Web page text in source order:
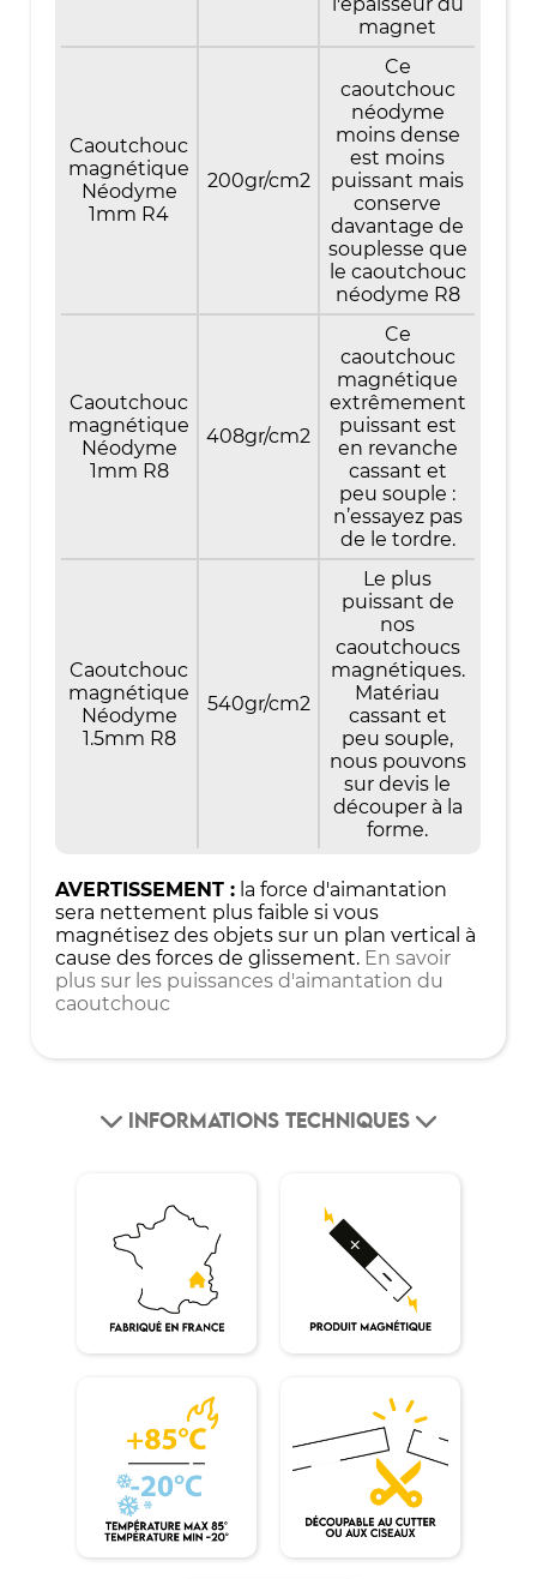
magnet
Caoutchouc
magnétique
Néodyme
1mm R4
200gr/cm2
Ce
caoutchouc
néodyme
moins dense
est moins
puissant mais
conserve
davantage de
souplesse que
le caoutchouc
néodyme R8
Caoutchouc
magnétique
Néodyme
1mm R8
408gr/cm2
Ce
caoutchouc
magnétique
extrêmement
puissant est
en revanche
cassant et
peu souple :
n’essayez pas
de le tordre.
Caoutchouc
magnétique
Néodyme
1.5mm R8
540gr/cm2
Le plus
puissant de
nos
caoutchoucs
magnétiques.
Matériau
cassant et
peu souple,
nous pouvons
sur devis le
découper à la
forme.
AVERTISSEMENT : la force d'aimantation
sera nettement plus faible si vous
magnétisez des objets sur un plan vertical à
cause des forces de glissement. En savoir
plus sur les puissances d'aimantation du
caoutchouc
INFORMATIONS TECHNIQUES